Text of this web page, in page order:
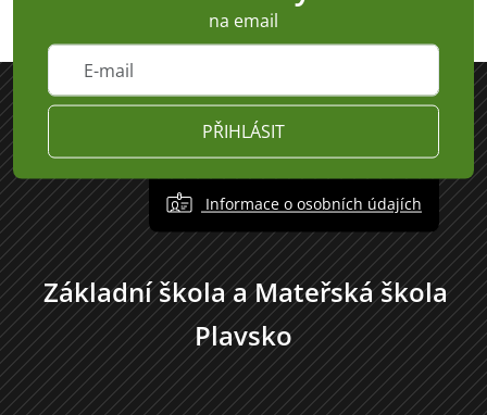
na email
PŘIHLÁSIT
Informace o osobních údajích
Základní škola a Mateřská škola
Plavsko